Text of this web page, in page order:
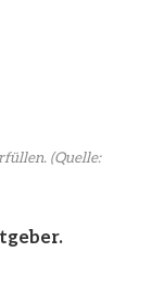
(Quelle: